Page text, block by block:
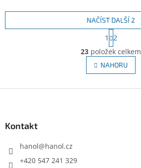
O
v
l
á
NAČÍST DALŠÍ 2
S
t
r
á
n
k
v
1
2
23 položek celkem
NAHORU
Kontakt
hanol@hanol.cz
+420 547 241 329